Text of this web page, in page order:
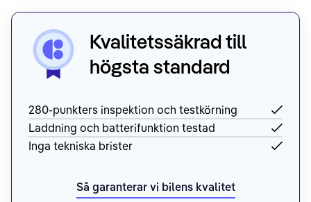
Kvalitetssäkrad till
högsta standard
280-punkters inspektion och testkörning
Laddning och batterifunktion testad
Inga tekniska brister
Så garanterar vi bilens kvalitet